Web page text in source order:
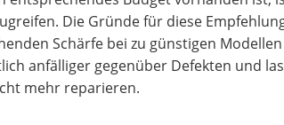
Die Gründe für diese
Schärfe bei zu günstigen Modellen
anfälliger gegenüber Defekten und
mehr reparieren.